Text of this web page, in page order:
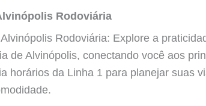
Rodoviária
Rodoviária: Explore a
de Alvinópolis, conectando você aos
horários da Linha 1 para planejar suas